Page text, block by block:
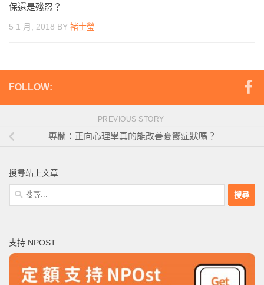
保還是殘忍？
5 1 月, 2018 BY 褚士瑩
FOLLOW:
PREVIOUS STORY
專欄：正向心理學真的能改善憂鬱症狀嗎？
搜尋站上文章
搜
尋
字:
支持 NPOST